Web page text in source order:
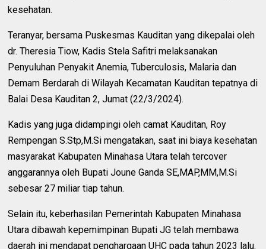
kesehatan.
Teranyar, bersama Puskesmas Kauditan yang dikepalai oleh
dr. Theresia Tiow, Kadis Stela Safitri melaksanakan
Penyuluhan Penyakit Anemia, Tuberculosis, Malaria dan
Demam Berdarah di Wilayah Kecamatan Kauditan tepatnya di
Balai Desa Kauditan 2, Jumat (22/3/2024).
Kadis yang juga didampingi oleh camat Kauditan, Roy
Rempengan S.Stp,M.Si mengatakan, saat ini biaya kesehatan
masyarakat Kabupaten Minahasa Utara telah tercover
anggarannya oleh Bupati Joune Ganda SE,MAP,MM,M.Si
sebesar 27 miliar tiap tahun.
Selain itu, keberhasilan Pemerintah Kabupaten Minahasa
Utara dibawah kepemimpinan Bupati JG telah membawa
daerah ini mendapat penghargaan UHC pada tahun 2023 lalu.